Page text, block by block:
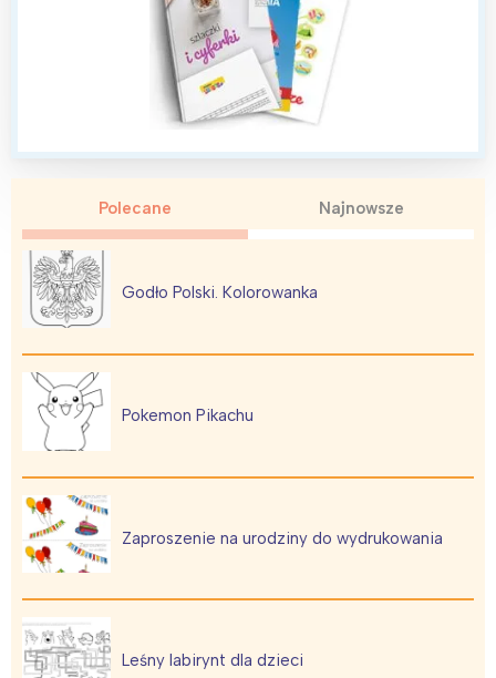
Polecane Najnowsze
Godło Polski. Kolorowanka
Pokemon Pikachu
Zaproszenie na urodziny do wydrukowania
Leśny labirynt dla dzieci